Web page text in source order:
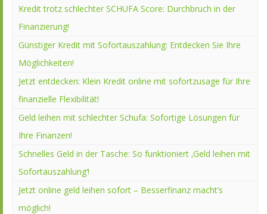
Kredit trotz schlechter SCHUFA Score: Durchbruch in der
Finanzierung!
Günstiger Kredit mit Sofortauszahlung: Entdecken Sie Ihre
Möglichkeiten!
Jetzt entdecken: Klein Kredit online mit sofortzusage für Ihre
finanzielle Flexibilität!
Geld leihen mit schlechter Schufa: Sofortige Lösungen für
Ihre Finanzen!
Schnelles Geld in der Tasche: So funktioniert ‚Geld leihen mit
Sofortauszahlung‘!
Jetzt online geld leihen sofort – Besserfinanz macht’s
möglich!